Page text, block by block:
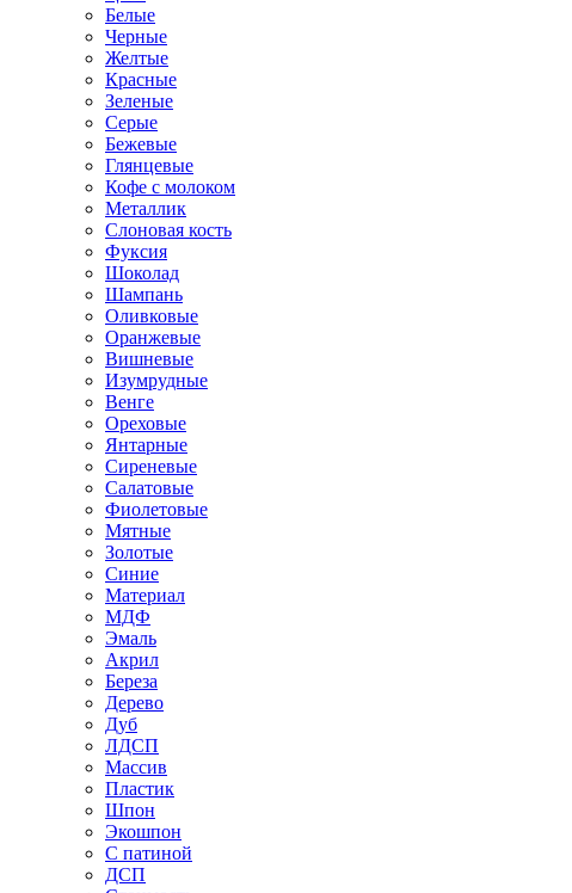
Белые
Черные
Желтые
Красные
Зеленые
Серые
Бежевые
Глянцевые
Кофе с молоком
Металлик
Слоновая кость
Фуксия
Шоколад
Шампань
Оливковые
Оранжевые
Вишневые
Изумрудные
Венге
Ореховые
Янтарные
Сиреневые
Салатовые
Фиолетовые
Мятные
Золотые
Синие
Материал
МДФ
Эмаль
Акрил
Береза
Дерево
Дуб
ЛДСП
Массив
Пластик
Шпон
Экошпон
С патиной
ДСП